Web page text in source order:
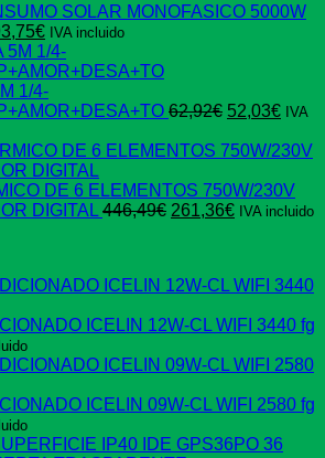
era:
es:
SOLAR MONOFASICO 5000W
€El
precio
actual
es:
5.293,75€.
IVA incluido
1/4-
62,92€ El
original
62,92€.
52,03€ElIVA
DE 6 ELEMENTOS 750W/230V
DIGITAL 446,49€ El
446,49€.
261,36€El
261,36€.
IVA incluido
ICELIN 12W-CL WIFI 3440 fg
ICELIN 09W-CL WIFI 2580 fg